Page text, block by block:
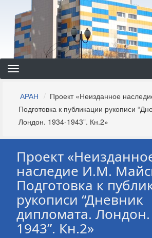
Строка
навигации
АРАН
Проект «Неизданное
Подготовка к публикации рукописи
Лондон. 1934-1943”. Кн.2»
Проект
наследие И.М.
Подготовка к
рукописи “Дневник
дипломата.
1943”. Кн.2»